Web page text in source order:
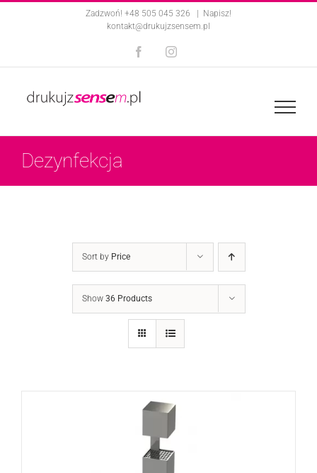
Zadzwoń! +48 505 045 326
Napisz!
kontakt@drukujzsensem.pl
FacebookInstagram
Dezynfekcja
Sort by Price
Show 36 Products